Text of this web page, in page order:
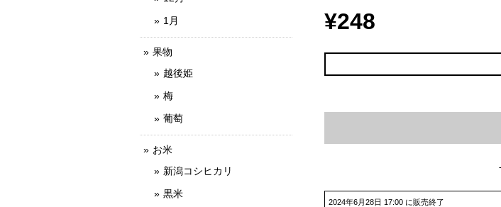
¥248
2024年6月28日 17:00 に販売終了
1月
果物
越後姫
梅
葡萄
お米
新潟コシヒカリ
黒米